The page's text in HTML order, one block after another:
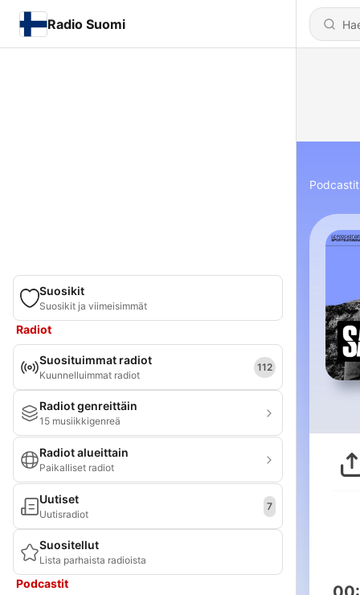
Radio Suomi
Suosikit
Suosikit ja viimeisimmät
Radiot
Suosituimmat radiot
Kuunnelluimmat radiot
112
Radiot genreittäin
15 musiikkigenreä
Radiot alueittain
Paikalliset radiot
Uutiset
Uutisradiot
7
Suositellut
Lista parhaista radioista
Podcastit
Podcastit